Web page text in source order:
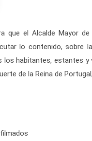
que el Alcalde Mayor de
lo contenido, sobre
los habitantes, estantes y
de la Reina de